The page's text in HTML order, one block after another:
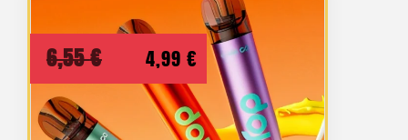
6,55€
Le
prix
initial
4,99 € Le
prix
actuel